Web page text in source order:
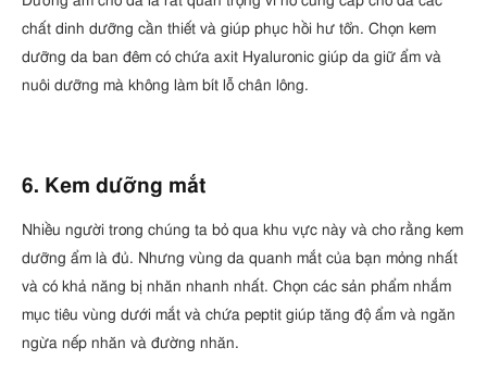
chất dinh dưỡng cần thiết và giúp phục hồi hư tổn. Chọn kem
dưỡng da ban đêm có chứa axit Hyaluronic giúp da giữ ẩm và
nuôi dưỡng mà không làm bít lỗ chân lông.
6. Kem dưỡng mắt
Nhiều người trong chúng ta bỏ qua khu vực này và cho rằng kem
dưỡng ẩm là đủ. Nhưng vùng da quanh mắt của bạn mỏng nhất
và có khả năng bị nhăn nhanh nhất. Chọn các sản phẩm nhắm
mục tiêu vùng dưới mắt và chứa peptit giúp tăng độ ẩm và ngăn
ngừa nếp nhăn và đường nhăn.